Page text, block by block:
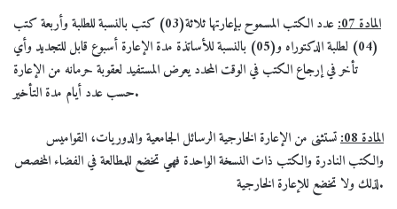
المادة 07:
عدد الكتب المسموح بإعارتها ثلاثة(03) كتب بالنسبة للطلبة وأربعة كتب
(04) لطلبة الدكتوراه و(05) بالنسبة للأساتذة مدة الإعارة أسبوع قابل للتجديد وأي
تأخر في إرجاع الكتب في الوقت المحدد يعرض المستفيد لعقوبة حرمانه من الإعارة
حسب عدد أيام مدة التأخير.
المادة 08:
تستثنى من الإعارة الخارجية الرسائل الجامعية والدوريات، القواميس
والكتب النادرة والكتب ذات النسخة الواحدة فهي تخضع للمطالعة في الفضاء المخصص
لذلك ولا تخضع للإعارة الخارجية.